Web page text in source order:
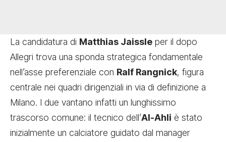
La candidatura di Matthias Jaissle per il dopo
Allegri trova una sponda strategica fondamentale
nell’asse preferenziale con Ralf Rangnick, figura
centrale nei quadri dirigenziali in via di definizione a
Milano. I due vantano infatti un lunghissimo
trascorso comune: il tecnico dell’Al-Ahli è stato
inizialmente un calciatore guidato dal manager